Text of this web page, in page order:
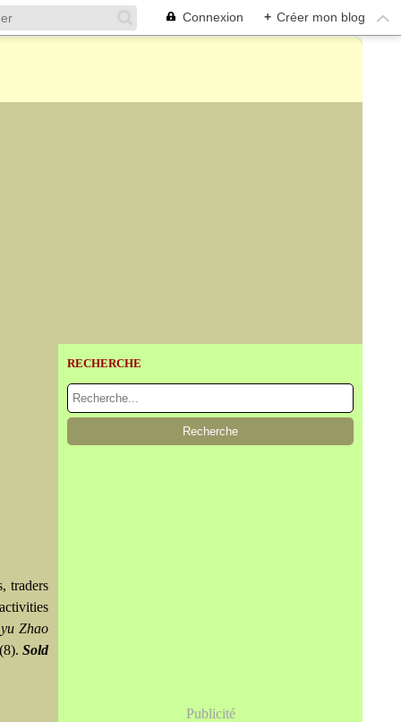
Connexion + Créer mon blog
traders
Zhao
(8).Sold
RECHERCHE
Publicité